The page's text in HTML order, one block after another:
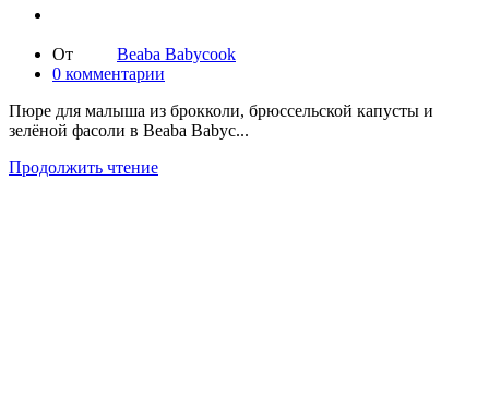
От
Beaba Babycook
0 комментарии
Пюре для малыша из брокколи, брюссельской капусты и
зелёной фасоли в Beaba Babyc...
Продолжить чтение